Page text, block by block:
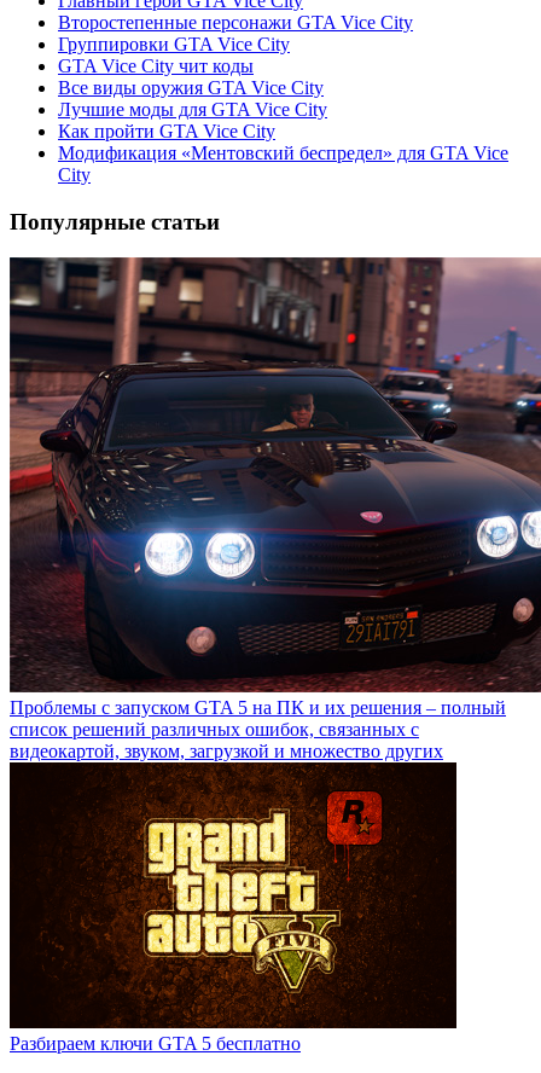
Второстепенные персонажи GTA Vice City
Группировки GTA Vice City
GTA Vice Сity чит коды
Все виды оружия GTA Vice City
Лучшие моды для GTA Vice City
Как пройти GTA Vice City
Модификация «Ментовский беспредел» для GTA Vice
City
Популярные статьи
Проблемы с запуском GTA 5 на ПК и их решения – полный
список решений различных ошибок, связанных с
видеокартой, звуком, загрузкой и множество других
Разбираем ключи GTA 5 бесплатно